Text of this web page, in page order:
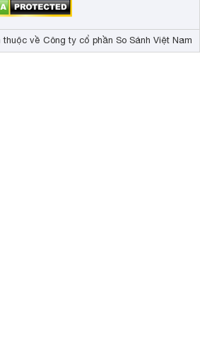
về Công ty cổ phần So Sánh Việt Nam